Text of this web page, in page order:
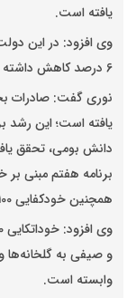
یافته است.
6 درصد کاهش داشته است.
یافته است؛ این رشد
دانش بومی، تحقق
همچنین خودکفایی 100 درصدی در شکر و گوشت قرمز محقق خواهد شد.
و صیفی به
وابسته است.